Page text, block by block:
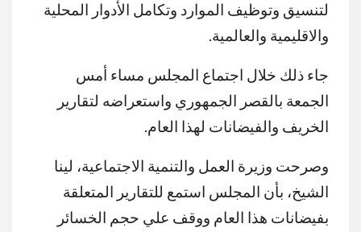
لتنسيق وتوظيف الموارد وتكامل الأدوار المحلية
والاقليمية والعالمية.
جاء ذلك خلال اجتماع المجلس مساء أمس
الجمعة بالقصر الجمهوري واستعراضه لتقارير
الخريف والفيضانات لهذا العام.
وصرحت وزيرة العمل والتنمية الاجتماعية، لينا
الشيخ، بأن المجلس استمع للتقارير المتعلقة
بفيضانات هذا العام ووقف علي حجم الخسائر